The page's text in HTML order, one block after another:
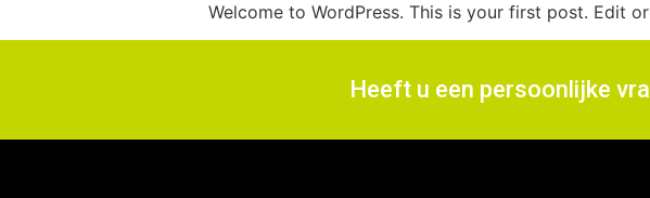
Welcome to WordPress. This is your first post. Edit
Heeft u een persoonlijke